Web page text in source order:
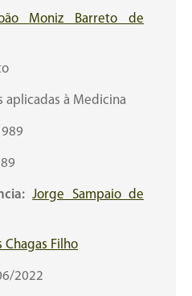
Moniz Barreto de
aplicadas à Medicina
Jorge Sampaio de
Chagas Filho
2022